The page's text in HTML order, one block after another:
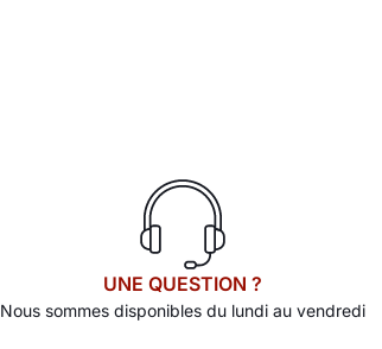
UNE QUESTION ?
Nous sommes disponibles du lundi au vendredi